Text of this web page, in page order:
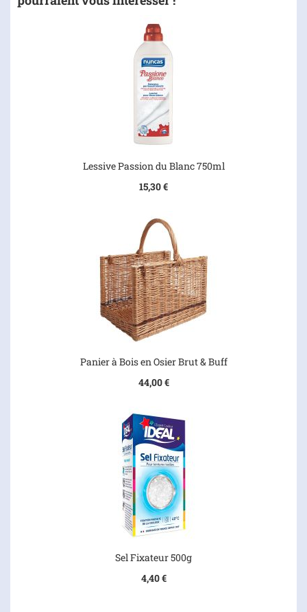
Lessive Passion du Blanc 750ml
15,30 €
Panier à Bois en Osier Brut & Buff
44,00 €
Sel Fixateur 500g
4,40 €